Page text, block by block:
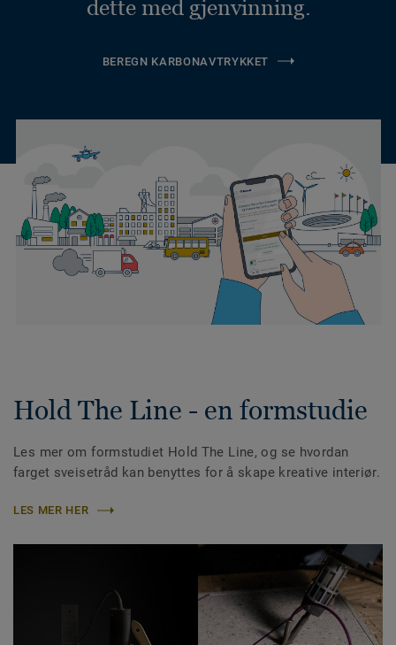
dette med gjenvinning.
BEREGN KARBONAVTRYKKET
Hold The Line - en formstudie
Les mer om formstudiet Hold The Line, og se hvordan
farget sveisetråd kan benyttes for å skape kreative interiør.
LES MER HER